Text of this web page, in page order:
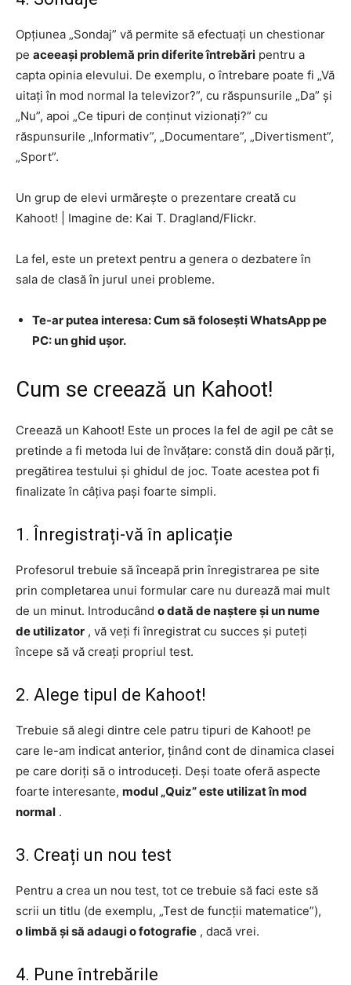
Opțiunea „Sondaj” vă permite să efectuați un chestionar
pe aceeași problemă prin diferite întrebări pentru a
capta opinia elevului. De exemplu, o întrebare poate fi „Vă
uitați în mod normal la televizor?”, cu răspunsurile „Da” și
„Nu”, apoi „Ce tipuri de conținut vizionați?” cu
răspunsurile „Informativ”, „Documentare”, „Divertisment”,
„Sport”.
Un grup de elevi urmărește o prezentare creată cu
Kahoot!
Imagine de: Kai T. Dragland/Flickr.
La fel, este un pretext pentru a genera o dezbatere în
sala de clasă în jurul unei probleme.
Te-ar putea interesa: Cum să folosești WhatsApp pe
PC: un ghid ușor.
Cum se creează un Kahoot!
Creează un Kahoot! Este un proces la fel de agil pe cât se
pretinde a fi metoda lui de învățare: constă din două părți,
pregătirea testului și ghidul de joc. Toate acestea pot fi
finalizate în câțiva pași foarte simpli.
1. Înregistrați-vă în aplicație
Profesorul trebuie să înceapă prin înregistrarea pe site
prin completarea unui formular care nu durează mai mult
de un minut. Introducând o dată de naștere și un nume
de utilizator , vă veți fi înregistrat cu succes și puteți
începe să vă creați propriul test.
2. Alege tipul de Kahoot!
Trebuie să alegi dintre cele patru tipuri de Kahoot! pe
care le-am indicat anterior, ținând cont de dinamica clasei
pe care doriți să o introduceți. Deși toate oferă aspecte
foarte interesante, modul „Quiz” este utilizat în mod
normal .
3. Creați un nou test
Pentru a crea un nou test, tot ce trebuie să faci este să
scrii un titlu (de exemplu, „Test de funcții matematice”),
o limbă și să adaugi o fotografie , dacă vrei.
4. Pune întrebările